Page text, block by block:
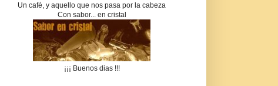
Un café, y aquello que nos pasa por la cabeza
Con sabor... en cristal
¡¡¡ Buenos dias !!!